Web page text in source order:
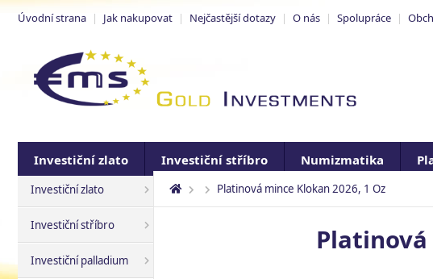
Úvodní strana | Jak nakupovat | Nejčastější dotazy | O nás | Spolupráce |
Investiční zlato Investiční stříbro Numizmatika
Investiční zlato
Investiční stříbro
Investiční palladium
Platinová mince Klokan 2026, 1 Oz
Platinová